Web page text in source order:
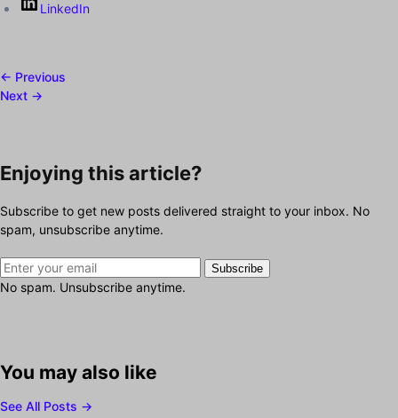
LinkedIn
← Previous
Next →
Enjoying this article?
Subscribe to get new posts delivered straight to your inbox. No
spam, unsubscribe anytime.
Subscribe
No spam. Unsubscribe anytime.
You may also like
See All Posts →